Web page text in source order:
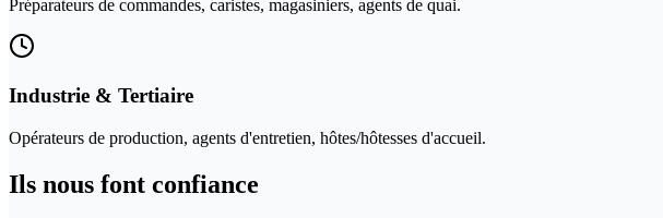
Préparateurs de commandes, caristes, magasiniers, agents de quai.
Industrie & Tertiaire
Opérateurs de production, agents d'entretien, hôtes/hôtesses d'accueil.
Ils nous font confiance